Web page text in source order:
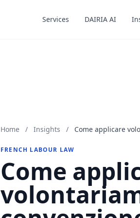
Services DAIRIA AI
Services DAIRIA AI
Home / Insights / Come applicare
FRENCH LABOUR LAW
Come